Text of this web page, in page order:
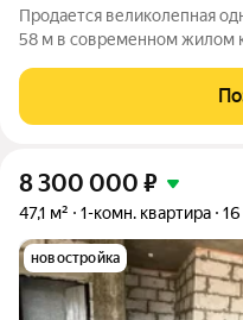
Продается великолепная
58 м в современном жилом
кирпично-монолитного
заселению. Квартира
8 300 000 ₽
47,1 м² 1-комн. квартира 16
новостройка